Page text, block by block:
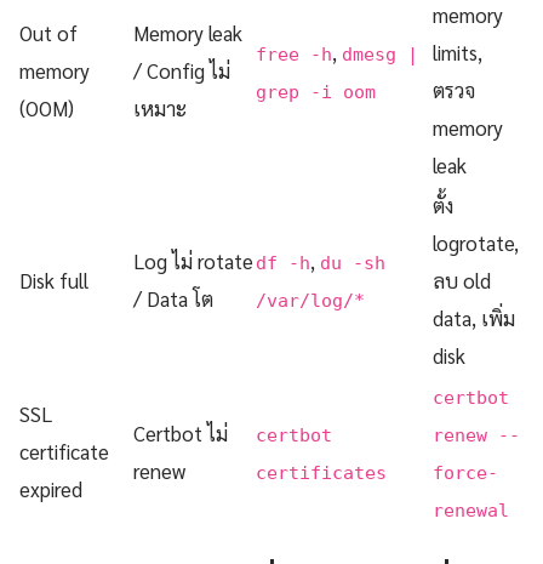
Out of
memory
(OOM)
Memory leak
/ Config ไม่
เหมาะ
free -h, dmesg |
grep -i oom
memory
limits,
ตรวจ
memory
leak
Disk full
Log ไม่ rotate
/ Data โต
df -h, du -sh
/var/log/*
ตั้ง
logrotate,
ลบ old
data, เพิ่ม
disk
SSL
certificate
expired
Certbot ไม่
renew
certbot
certificates
certbot
renew --
force-
renewal